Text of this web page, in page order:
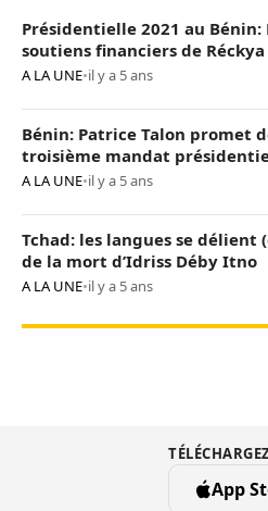
Présidentielle 2021 au
soutiens financiers de
A LA UNE•il y a 5 ans
Bénin: Patrice Talon promet
troisième mandat
A LA UNE•il y a 5 ans
Tchad: les langues se délient
de la mort d’Idriss Déby Itno
A LA UNE•il y a 5 ans
App